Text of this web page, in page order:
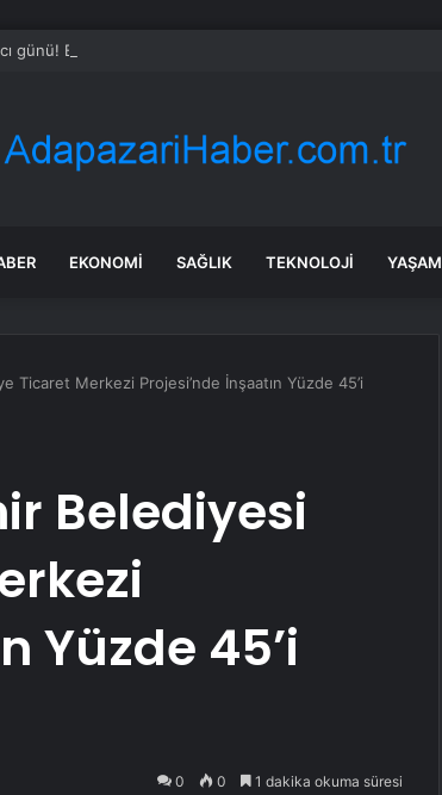
günü! Babası Jorge Messi hayatını kaybetti
EKONOMI SAĞLIK TEKNOLOJI YAŞAM
Ticaret Merkezi Projesi’nde İnşaatın Yüzde 45’i
Belediyesi
Yüzde 45’i
0 0 1 dakika okuma süresi